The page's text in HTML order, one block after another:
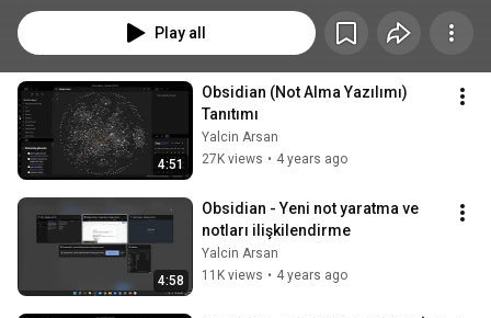
Play all
4:51
Obsidian (Not Alma Yazılımı)
Tanıtımı
Yalcin Arsan
27K views • 4 years ago
4:58
Obsidian - Yeni not yaratma ve
notları ilişkilendirme
Yalcin Arsan
11K views • 4 years ago